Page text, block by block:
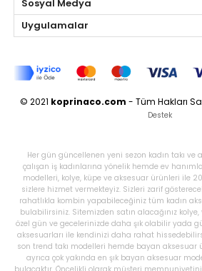
Sosyal Medya
Uygulamalar
© 2021 koprinaco.com - Tüm Hakları
Destek
Her gün güncellenen yeni sezon kadın takı
çalışan iş kadınlarına yönelik hemde ev
modelleri, kolye, küpe ve aksesuar ürünleri ile
sizlere hizmet vermekteyiz. Sizleri zarif
rahatlıkla kombin yapabileceğiniz tüm kadın
bulabilirsiniz. Sitemizden satın alacağınız
özel gün ve gecelerinizde daha şık olabilir yada
aksesuarları ile kendinizi daha rahat
son trend takı modelleri hemde bayan aksesuar
ayrıca çok yakında en şık bayan aksesuar